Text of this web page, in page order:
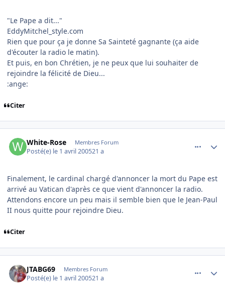
"Le Pape a dit..."
EddyMitchel_style.com
Rien que pour ça je donne Sa Sainteté gagnante (ça aide
d'écouter la radio le matin).
Et puis, en bon Chrétien, je ne peux que lui souhaiter de
rejoindre la félicité de Dieu...
:ange:
Citer
White-Rose Membres Forum
Posté(e) le 1 avril 200521 a
Finalement, le cardinal chargé d'annoncer la mort du Pape est
arrivé au Vatican d'après ce que vient d'annoncer la radio.
Attendons encore un peu mais il semble bien que le Jean-Paul
II nous quitte pour rejoindre Dieu.
Citer
JTABG69 Membres Forum
Posté(e) le 1 avril 200521 a